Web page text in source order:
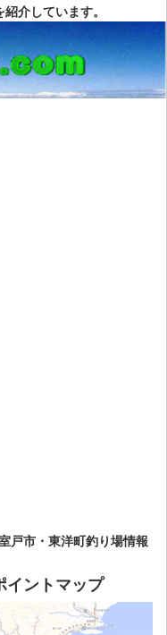
介しています。
戸市・東洋町釣り場情報
イントマップ